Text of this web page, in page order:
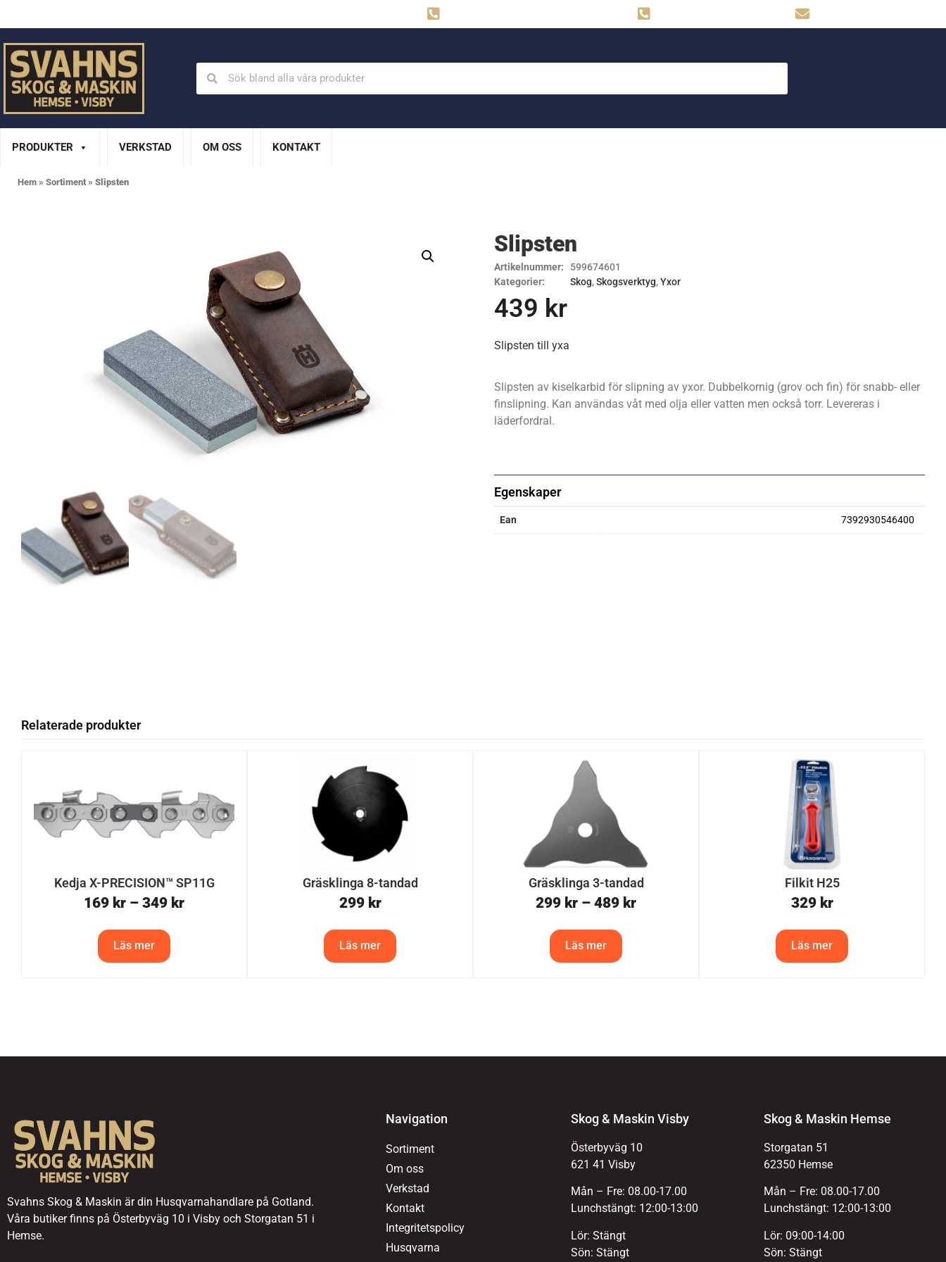
PRODUKTER VERKSTAD OM OSS KONTAKT
Hem » Sortiment » Slipsten
Slipsten
Artikelnummer:
599674601
Kategorier:
Skog,Skogsverktyg,Yxor
439 kr
Slipsten till yxa
Slipsten av kiselkarbid för slipning av yxor. Dubbelkornig (grov och fin) för snabb- eller
finslipning. Kan användas våt med olja eller vatten men också torr. Levereras i
läderfordral.
Egenskaper
Ean 7392930546400
Relaterade produkter
Kedja X-PRECISION™ SP11G
169 kr – 349 kr
Läs mer
Gräsklinga 8-tandad
299 kr
Läs mer
Gräsklinga 3-tandad
299 kr – 489 kr
Läs mer
Filkit H25
329 kr
Läs mer
Svahns Skog & Maskin är din Husqvarnahandlare på Gotland.
Våra butiker finns på Österbyväg 10 i Visby och Storgatan 51 i
Hemse.
Navigation
Sortiment
Om oss
Verkstad
Kontakt
Integritetspolicy
Husqvarna
Skog & Maskin Visby
Österbyväg 10
621 41 Visby
Mån – Fre: 08.00-17.00
Lunchstängt: 12:00-13:00
Lör: Stängt
Sön: Stängt
Skog & Maskin Hemse
Storgatan 51
62350 Hemse
Mån – Fre: 08.00-17.00
Lunchstängt: 12:00-13:00
Lör: 09:00-14:00
Sön: Stängt